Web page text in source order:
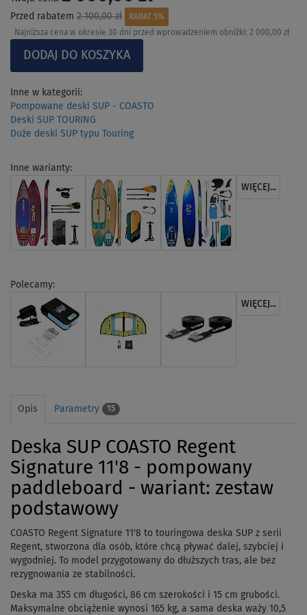
Przed rabatem 2 100,00 zł
RABAT 5%
Najniższa cena w okresie 30 dni przed wprowadzeniem obniżki: 2 000,00 zł
Inne w kategorii:
Pompowane deski SUP - COASTO
Deski SUP TOURING
Duże deski SUP typu Touring
Inne warianty:
WIĘCEJ...
Polecamy:
WIĘCEJ...
Opis Parametry 15
Deska SUP COASTO Regent
Signature 11'8 - pompowany
paddleboard - wariant: zestaw
podstawowy
COASTO Regent Signature 11'8 to touringowa deska SUP z serii
Regent, stworzona dla osób, które chcą pływać dalej, szybciej i
wygodniej. To model przygotowany do dłuższych tras, ale bez
rezygnowania ze stabilności.
Deska ma 355 cm długości, 86 cm szerokości i 15 cm grubości.
Maksymalne obciążenie wynosi 165 kg, a sama deska waży 10,5